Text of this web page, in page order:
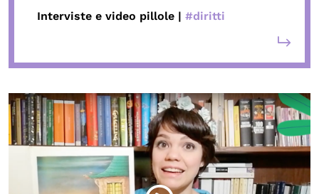
Interviste e video pillole | #diritti